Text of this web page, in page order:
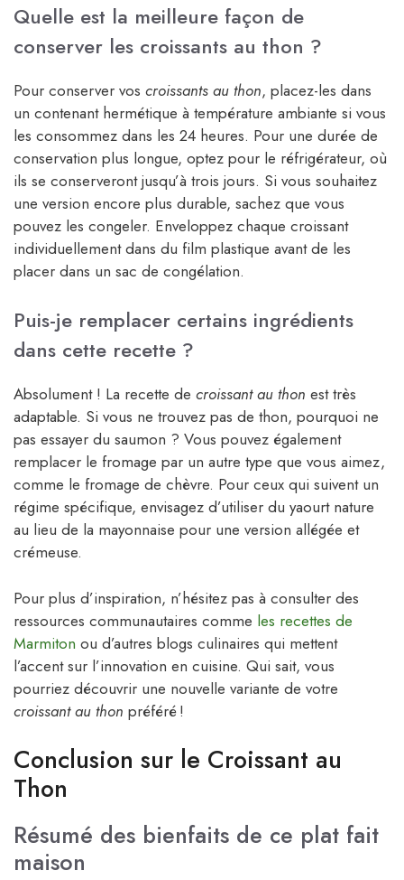
Quelle est la meilleure façon de
conserver les croissants au thon ?
Pour conserver vos croissants au thon, placez-les dans
un contenant hermétique à température ambiante si vous
les consommez dans les 24 heures. Pour une durée de
conservation plus longue, optez pour le réfrigérateur, où
ils se conserveront jusqu’à trois jours. Si vous souhaitez
une version encore plus durable, sachez que vous
pouvez les congeler. Enveloppez chaque croissant
individuellement dans du film plastique avant de les
placer dans un sac de congélation.
Puis-je remplacer certains ingrédients
dans cette recette ?
Absolument ! La recette de croissant au thon est très
adaptable. Si vous ne trouvez pas de thon, pourquoi ne
pas essayer du saumon ? Vous pouvez également
remplacer le fromage par un autre type que vous aimez,
comme le fromage de chèvre. Pour ceux qui suivent un
régime spécifique, envisagez d’utiliser du yaourt nature
au lieu de la mayonnaise pour une version allégée et
crémeuse.
Pour plus d’inspiration, n’hésitez pas à consulter des
ressources communautaires comme les recettes de
Marmiton ou d’autres blogs culinaires qui mettent
l’accent sur l’innovation en cuisine. Qui sait, vous
pourriez découvrir une nouvelle variante de votre
croissant au thon préféré !
Conclusion sur le Croissant au
Thon
Résumé des bienfaits de ce plat fait
maison